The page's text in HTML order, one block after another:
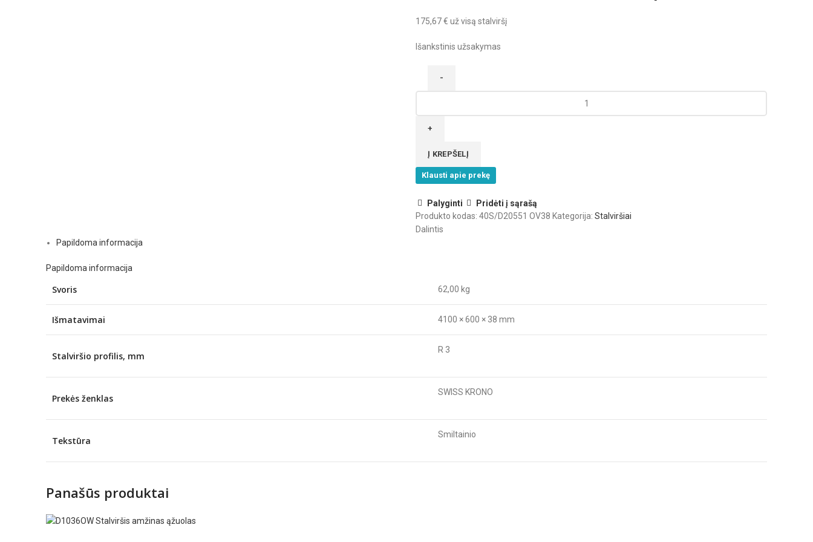
175,67€ už visą stalviršį
Išankstinis užsakymas
Auksinis
Į KREPŠELĮ
Klausti apie prekę
Palyginti
Pridėti į sąrašą
Produkto kodas: 40S/D20551 OV38 Kategorija: Stalviršiai
Dalintis
Papildoma informacija
Papildoma informacija
Svoris 62,00 kg
Išmatavimai 4100 × 600 × 38 mm
Stalviršio profilis, mm
R 3
Prekės ženklas
SWISS KRONO
Tekstūra
Smiltainio
Panašūs produktai